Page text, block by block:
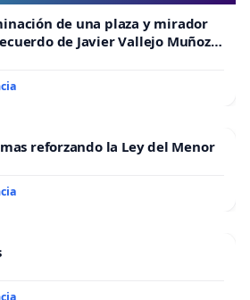
de una plaza y mirador
de Javier Vallejo Muñoz
reforzando la Ley del Menor